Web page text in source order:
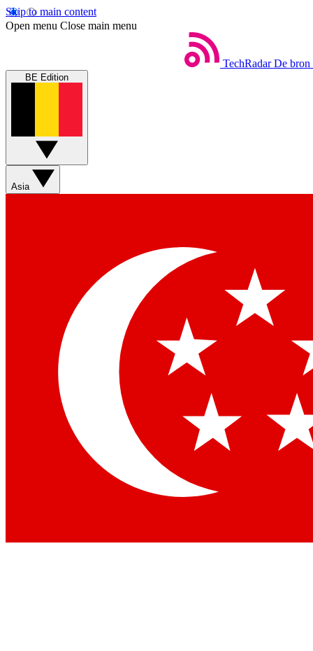
Skip to main content
Open menu Close main menu
TechRadar De bron
BE Edition
Asia